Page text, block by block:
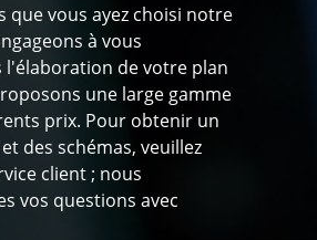
que vous ayez choisi notre
à vous
l'élaboration de votre plan
une large gamme
prix. Pour obtenir un
des schémas, veuillez
client ; nous
vos questions avec